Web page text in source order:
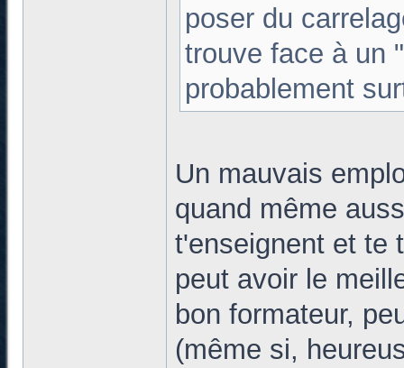
poser du
trouve face à un
probablement
Un mauvais
quand même
t'enseignent et te
peut avoir le
bon formateur,
(même si,